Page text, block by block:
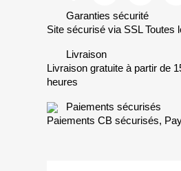
Garanties sécurité
Site sécurisé via SSL Toutes
Livraison
Livraison gratuite à partir de
heures
Paiements sécurisés
Paiements CB sécurisés,